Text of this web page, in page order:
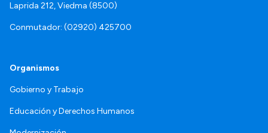
Laprida 212, Viedma (8500)
Conmutador: (02920) 425700
Organismos
Gobierno y Trabajo
Educación y Derechos Humanos